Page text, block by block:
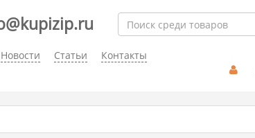
Новости Статьи Контакты